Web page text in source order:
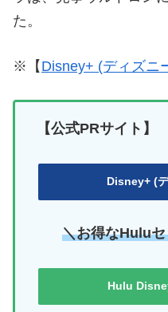
た。
※【 Disney+ (ディズニ
【公式PRサイト】
Disney+ (
＼お得なHulu
Hulu